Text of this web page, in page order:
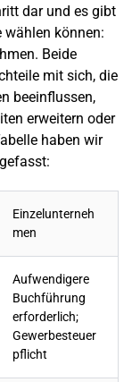
dar und es gibt
wählen können:
. Beide
mit sich, die
beeinflussen,
erweitern oder
haben wir
Einzelunterneh
men
Aufwendigere
Buchführung
erforderlich;
Gewerbesteuer
pflicht